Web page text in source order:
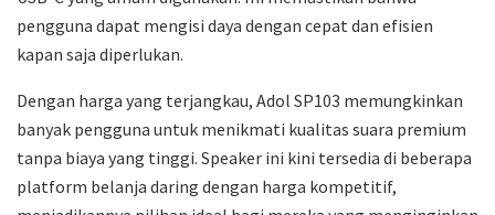
pengguna dapat mengisi daya dengan cepat dan efisien
kapan saja diperlukan.
Dengan harga yang terjangkau, Adol SP103 memungkinkan
banyak pengguna untuk menikmati kualitas suara premium
tanpa biaya yang tinggi. Speaker ini kini tersedia di beberapa
platform belanja daring dengan harga kompetitif,